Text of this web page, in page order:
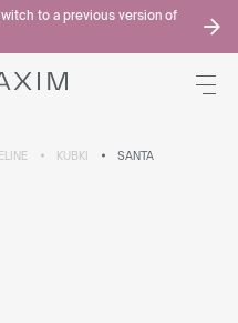
to a previous version of
KUBKI SANTA